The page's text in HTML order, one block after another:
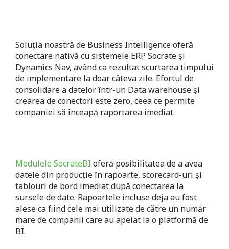
Soluția noastră de Business Intelligence oferă
conectare nativă cu sistemele ERP Socrate şi
Dynamics Nav, având ca rezultat scurtarea timpului
de implementare la doar câteva zile. Efortul de
consolidare a datelor într-un Data warehouse şi
crearea de conectori este zero, ceea ce permite
companiei să înceapă raportarea imediat.
Modulele SocrateBI oferă posibilitatea de a avea
datele din producţie în rapoarte, scorecard-uri şi
tablouri de bord imediat după conectarea la
sursele de date. Rapoartele incluse deja au fost
alese ca fiind cele mai utilizate de către un număr
mare de companii care au apelat la o platformă de
BI.